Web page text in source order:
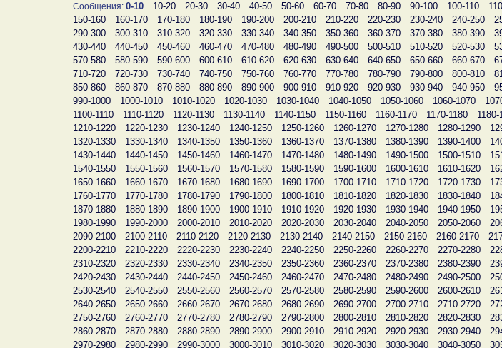
Сообщения: 0-10 10-20 20-30 30-40 40-50 50-60 60-70 70-80 80-90 90-100 100-110
150-160
160-170 170-180 180-190 190-200 200-210 210-220 220-230 230-240 240-250
290-300
300-310 310-320 320-330 330-340 340-350 350-360 360-370 370-380 380-390
430-440
440-450 450-460 460-470 470-480 480-490 490-500 500-510 510-520 520-530
570-580
580-590 590-600 600-610 610-620 620-630 630-640 640-650 650-660 660-670
710-720
720-730 730-740 740-750 750-760 760-770 770-780 780-790 790-800 800-810
850-860
860-870 870-880 880-890 890-900 900-910 910-920 920-930 930-940 940-950
990-1000
1000-1010 1010-1020 1020-1030 1030-1040 1040-1050 1050-1060 1060-1070
1100-1110
1110-1120 1120-1130 1130-1140 1140-1150 1150-1160 1160-1170 1170-1180 1180-
1210-1220
1220-1230 1230-1240 1240-1250 1250-1260 1260-1270 1270-1280 1280-1290
1320-1330
1330-1340 1340-1350 1350-1360 1360-1370 1370-1380 1380-1390 1390-1400
1430-1440
1440-1450 1450-1460 1460-1470 1470-1480 1480-1490 1490-1500 1500-1510
1540-1550
1550-1560 1560-1570 1570-1580 1580-1590 1590-1600 1600-1610 1610-1620
1650-1660
1660-1670 1670-1680 1680-1690 1690-1700 1700-1710 1710-1720 1720-1730
1760-1770
1770-1780 1780-1790 1790-1800 1800-1810 1810-1820 1820-1830 1830-1840
1870-1880
1880-1890 1890-1900 1900-1910 1910-1920 1920-1930 1930-1940 1940-1950
1980-1990
1990-2000 2000-2010 2010-2020 2020-2030 2030-2040 2040-2050 2050-2060
2090-2100
2100-2110 2110-2120 2120-2130 2130-2140 2140-2150 2150-2160 2160-2170
2200-2210
2210-2220 2220-2230 2230-2240 2240-2250 2250-2260 2260-2270 2270-2280
2310-2320
2320-2330 2330-2340 2340-2350 2350-2360 2360-2370 2370-2380 2380-2390
2420-2430
2430-2440 2440-2450 2450-2460 2460-2470 2470-2480 2480-2490 2490-2500
2530-2540
2540-2550 2550-2560 2560-2570 2570-2580 2580-2590 2590-2600 2600-2610
2640-2650
2650-2660 2660-2670 2670-2680 2680-2690 2690-2700 2700-2710 2710-2720
2750-2760
2760-2770 2770-2780 2780-2790 2790-2800 2800-2810 2810-2820 2820-2830
2860-2870
2870-2880 2880-2890 2890-2900 2900-2910 2910-2920 2920-2930 2930-2940
2970-2980
2980-2990 2990-3000 3000-3010 3010-3020 3020-3030 3030-3040 3040-3050